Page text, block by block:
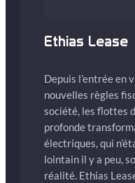
Ethias Lease
Depuis l’entrée en
nouvelles règles
société, les flottes
profonde
électriques, qui
lointain il y a peu,
réalité. Ethias